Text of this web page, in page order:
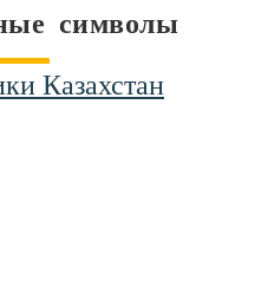
символы
Казахстан